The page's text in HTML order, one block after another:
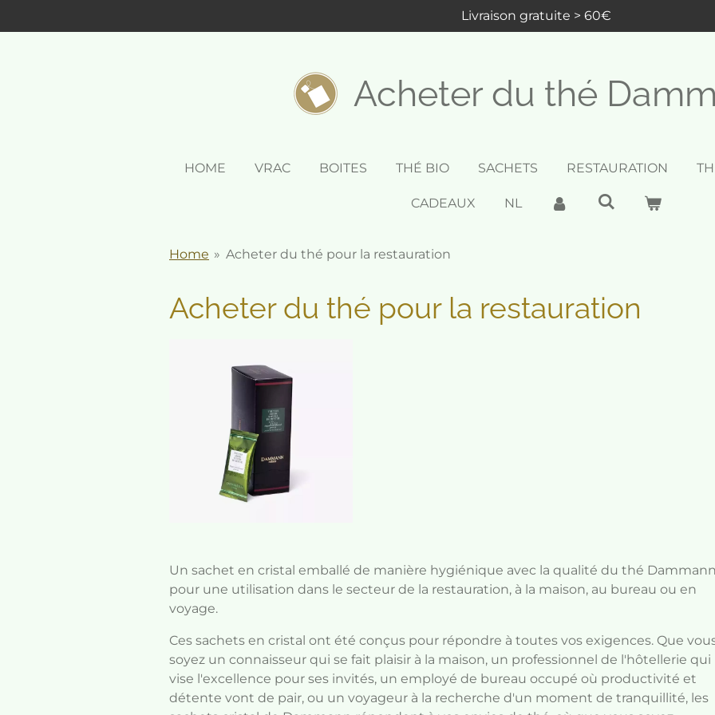
au
Livraison gratuite > 60€
Acheter du thé
HOME VRAC BOITES THÉ BIO SACHETS RESTAURATION
CADEAUX NL
Home » Acheter du thé pour la restauration
Acheter du thé pour la restauration
Un sachet en cristal emballé de manière hygiénique avec la qualité du thé
pour une utilisation dans le secteur de la restauration, à la maison, au bureau ou en
voyage.
Ces sachets en cristal ont été conçus pour répondre à toutes vos exigences. Que
soyez un connaisseur qui se fait plaisir à la maison, un professionnel de l'hôtellerie qui
vise l'excellence pour ses invités, un employé de bureau occupé où productivité et
détente vont de pair, ou un voyageur à la recherche d'un moment de tranquillité, les